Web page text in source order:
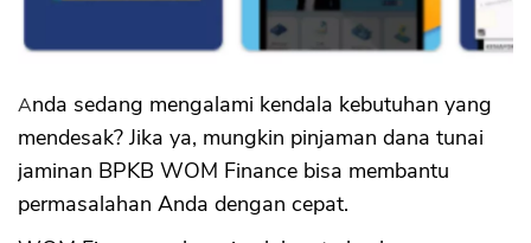
Tunai WOM Finance
Call Center CS WOM Finance
Anda sedang mengalami kendala kebutuhan yang
mendesak? Jika ya, mungkin pinjaman dana tunai
jaminan BPKB WOM Finance bisa membantu
permasalahan Anda dengan cepat.